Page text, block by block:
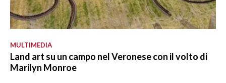
MULTIMEDIA
Land art su un campo nel Veronese con il volto di
Marilyn Monroe